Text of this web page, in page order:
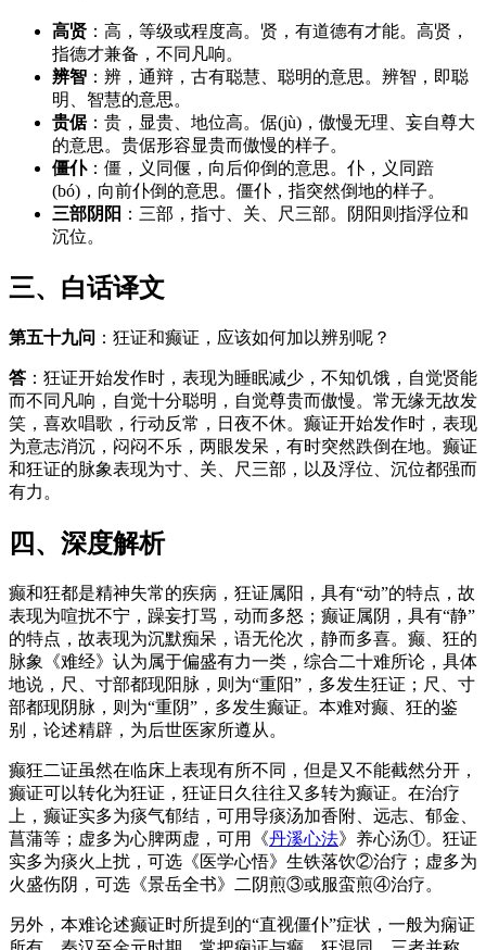
高贤 ：高，等级或程度高。贤，有道德有才能。高贤，
指德才兼备，不同凡响。
辨智 ：辨，通辩，古有聪慧、聪明的意思。辨智，即聪
明、智慧的意思。
贵倨 ：贵，显贵、地位高。倨(jù)，傲慢无理、妄自尊大
的意思。贵倨形容显贵而傲慢的样子。
僵仆：僵，义同偃，向后仰倒的意思。仆，义同踣
(bó)，向前仆倒的意思。僵仆，指突然倒地的样子。
三部阴阳 ：三部，指寸、关、尺三部。阴阳则指浮位和
沉位。
三、白话译文
第五十九问 ：狂证和癫证，应该如何加以辨别呢？
答 ：狂证开始发作时，表现为睡眠减少，不知饥饿，自觉贤能
而不同凡响，自觉十分聪明，自觉尊贵而傲慢。常无缘无故发
笑，喜欢唱歌，行动反常，日夜不休。癫证开始发作时，表现
为意志消沉，闷闷不乐，两眼发呆，有时突然跌倒在地。癫证
和狂证的脉象表现为寸、关、尺三部，以及浮位、沉位都强而
有力。
四、深度解析
癫和狂都是精神失常的疾病，狂证属阳，具有“动”的特点，故
表现为喧扰不宁，躁妄打骂，动而多怒；癫证属阴，具有“静”
的特点，故表现为沉默痴呆，语无伦次，静而多喜。癫、狂的
脉象《难经》认为属于偏盛有力一类，综合二十难所论，具体
地说，尺、寸部都现阳脉，则为“重阳”，多发生狂证；尺、寸
部都现阴脉，则为“重阴”，多发生癫证。本难对癫、狂的鉴
别，论述精辟，为后世医家所遵从。
癫狂二证虽然在临床上表现有所不同，但是又不能截然分开，
癫证可以转化为狂证，狂证日久往往又多转为癫证。在治疗
上，癫证实多为痰气郁结，可用导痰汤加香附、远志、郁金、
菖蒲等；虚多为心脾两虚，可用《丹溪心法》养心汤①。狂证
实多为痰火上扰，可选《医学心悟》生铁落饮②治疗；虚多为
火盛伤阴，可选《景岳全书》二阴煎③或服蛮煎④治疗。
另外，本难论述癫证时所提到的“直视僵仆”症状，一般为痫证